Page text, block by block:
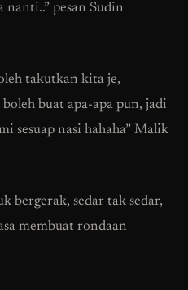
nanti..” pesan Sudin
takutkan kita je,
buat apa-apa pun, jadi
sesuap nasi hahaha” Malik
bergerak, sedar tak sedar,
membuat rondaan